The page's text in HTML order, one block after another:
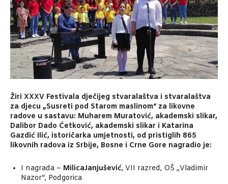
Žiri XXXV Festivala dječijeg stvaralaštva i stvaralaštva
za djecu „Susreti pod Starom maslinom“ za likovne
radove u sastavu: Muharem Muratović, akademski slikar,
Dalibor Dado Ćetković, akademski slikar i Katarina
Gazdić Ilić, istoričarka umjetnosti, od pristiglih 865
likovnih radova iz Srbije, Bosne i Crne Gore nagradio je:
I nagrada – MilicaJanjušević, VII razred, OŠ „Vladimir
Nazor“, Podgorica